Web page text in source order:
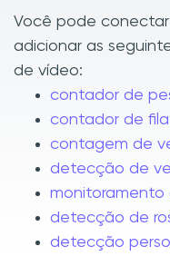
Você pode
adicionar as
de vídeo:
contador de
contador de fila
contagem de
detecção de
detecção de
detecção